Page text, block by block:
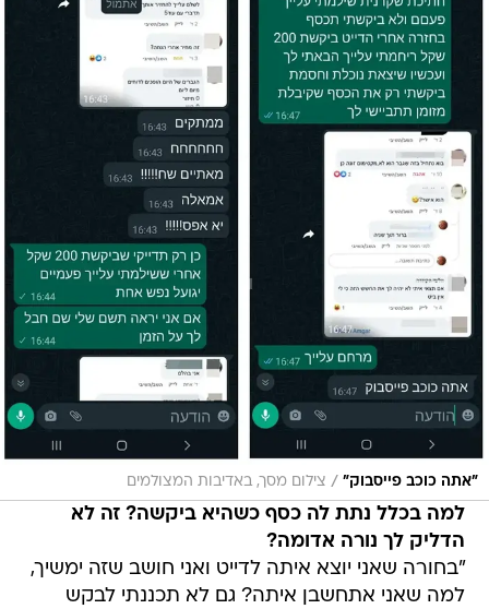
"אתה כוכב פייסבוק" / צילום מסך, באדיבות המצולמים
למה בכלל נתת לה כסף כשהיא ביקשה? זה לא
הדליק לך נורה אדומה?
"בחורה שאני יוצא איתה לדייט ואני חושב שזה ימשיך,
למה שאני אתחשבן איתה? גם לא תכננתי לבקש